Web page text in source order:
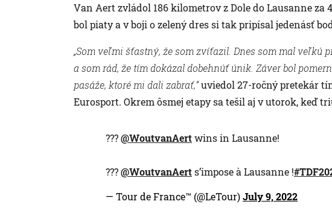
Van Aert zvládol 186 kilometrov z Dole do Lausanne za
bol piaty a v boji o zelený dres si tak pripísal jedenásť
„Som veľmi šťastný, že som zvíťazil. Dnes som mal veľkú
a som rád, že tím dokázal dobehnúť únik. Záver bol
pasáže, ktoré mi dali zabrať,“uviedol 27-ročný pretekár
Eurosport. Okrem ôsmej etapy sa tešil aj v utorok, keď
???@WoutvanAertwins in Lausanne!
???@WoutvanAerts’impose à Lausanne !
— Tour de France™ (@LeTour)July 9, 2022